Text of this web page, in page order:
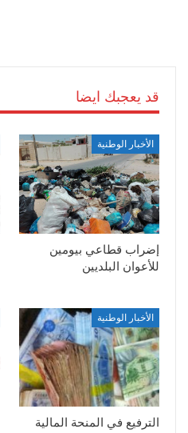
قد يعجبك ايضا
الأخبار الوطنية
إضراب قطاعي بيومين
للأعوان البلديين
الأخبار الوطنية
الترفيع في المنحة المالية